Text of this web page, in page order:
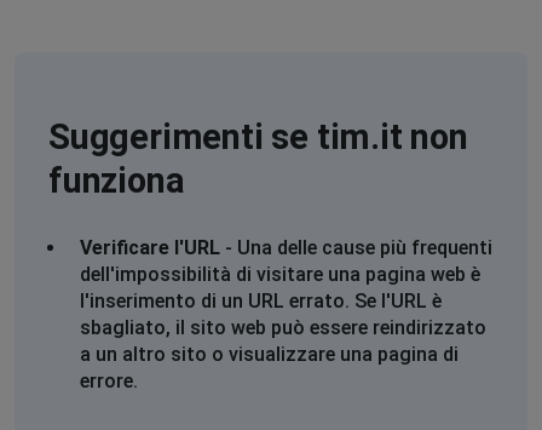
A custom errorhandler for 404 responses
Elena
Segalo che non si può accedere alla webmail, sembra
che si acceda ma poi glitcha e non si carica la mail,
finché non compare questo messaggio:
Suggerimenti se tim.it non
funziona
Verificare l'URL - Una delle cause più frequenti
dell'impossibilità di visitare una pagina web è
l'inserimento di un URL errato. Se l'URL è
sbagliato, il sito web può essere reindirizzato
a un altro sito o visualizzare una pagina di
errore.